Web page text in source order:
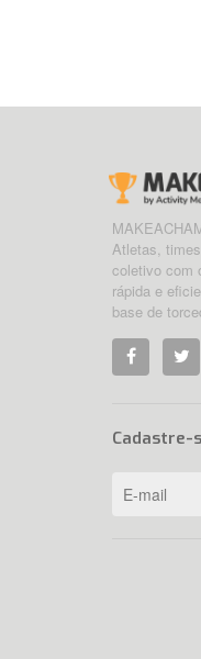
Atletas,
coletivo com
rápida e
base de
Cadastre-